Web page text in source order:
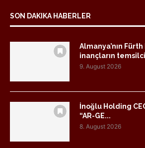
SON DAKIKA HABERLER
Almanya’nın
inançların
9. August 2026
İnoğlu Holding
“AR-GE...
8. August 2026